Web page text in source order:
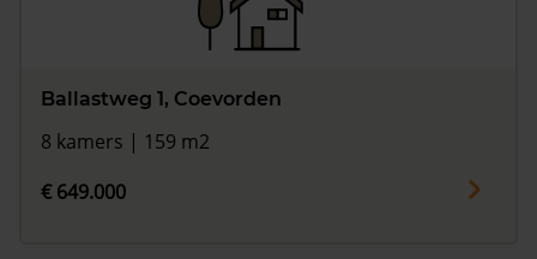
Ballastweg 1, Coevorden
8 kamers | 159 m2
€ 649.000